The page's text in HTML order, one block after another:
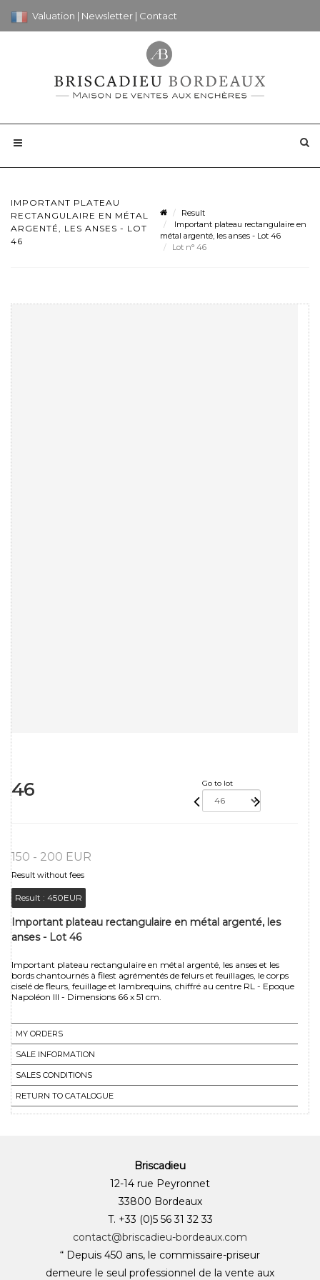
Valuation | Newsletter | Contact
IMPORTANT PLATEAU
RECTANGULAIRE EN MÉTAL
ARGENTÉ, LES ANSES - LOT
46
Result
Important plateau rectangulaire en
métal argenté, les anses - Lot 46
Lot n° 46
46 Go to lot
150 - 200 EUR
Result without fees
Result : 450EUR
Important plateau rectangulaire en métal argenté, les
anses - Lot 46
Important plateau rectangulaire en métal argenté, les anses et les
bords chantournés à filest agrémentés de felurs et feuillages, le corps
ciselé de fleurs, feuillage et lambrequins, chiffré au centre RL - Epoque
Napoléon III - Dimensions 66 x 51 cm.
MY ORDERS
SALE INFORMATION
SALES CONDITIONS
RETURN TO CATALOGUE
Briscadieu
12-14 rue Peyronnet
33800 Bordeaux
T. +33 (0)5 56 31 32 33
contact@briscadieu-bordeaux.com
“ Depuis 450 ans, le commissaire-priseur
demeure le seul professionnel de la vente aux